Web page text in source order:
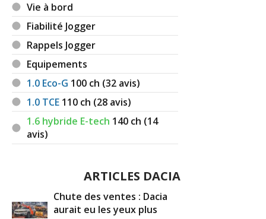
Vie à bord
Fiabilité Jogger
Rappels Jogger
Equipements
1.0 Eco-G 100 ch (32 avis)
1.0 TCE 110 ch (28 avis)
1.6 hybride E-tech 140 ch (14
avis)
ARTICLES DACIA
Chute des ventes : Dacia
aurait eu les yeux plus